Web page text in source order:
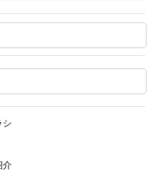
シ
介